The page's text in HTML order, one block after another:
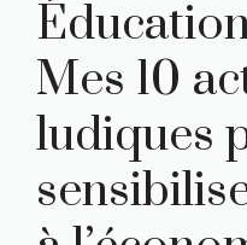
Mes 10
ludiques